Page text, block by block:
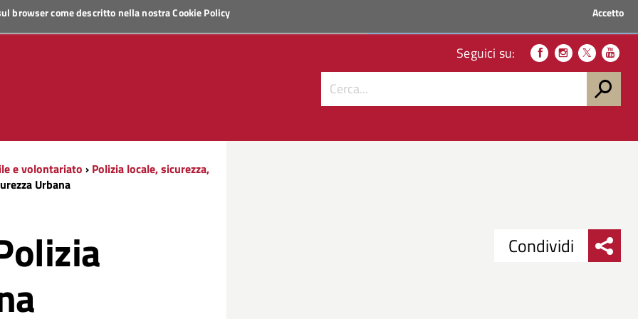
browser come descritto nella nostraCookie Policy Accetto
Seguici su:
e volontariato › Polizia locale, sicurezza,
Urbana
Condividi